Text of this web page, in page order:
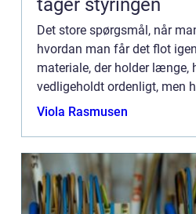
tager styringen
Det store spørgsmål, når
hvordan man får det flot
materiale, der holder længe,
vedligeholdt ordenligt, men
egentlig? Først og
Viola Rasmusen